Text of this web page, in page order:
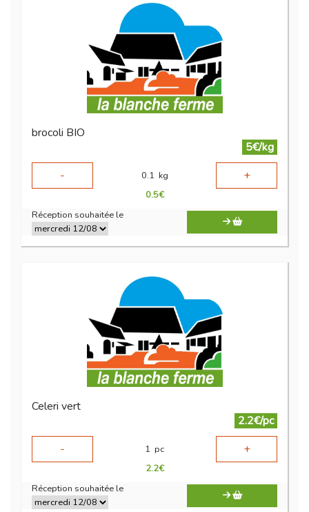
brocoli BIO
5€/kg
-
0.1 kg +
0.5€
Réception souhaitée le
Celeri vert
2.2€/pc
-
1 pc +
2.2€
Réception souhaitée le